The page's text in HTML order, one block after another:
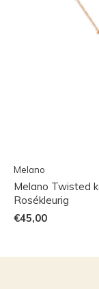
Melano
Melano Twisted
Rosékleurig
€45,00